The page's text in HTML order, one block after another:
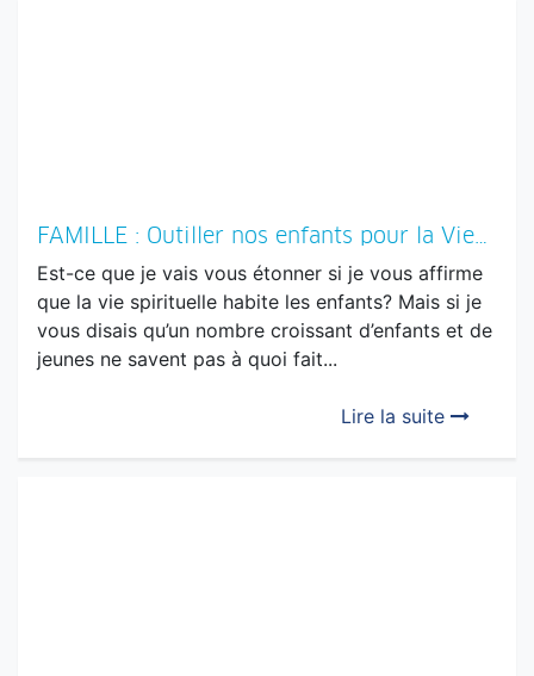
FAMILLE : Outiller nos enfants pour la Vie…
Est-ce que je vais vous étonner si je vous affirme
que la vie spirituelle habite les enfants? Mais si je
vous disais qu’un nombre croissant d’enfants et de
jeunes ne savent pas à quoi fait...
Lire la suite